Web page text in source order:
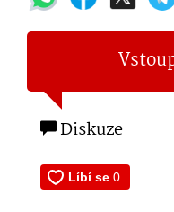
Diskuze